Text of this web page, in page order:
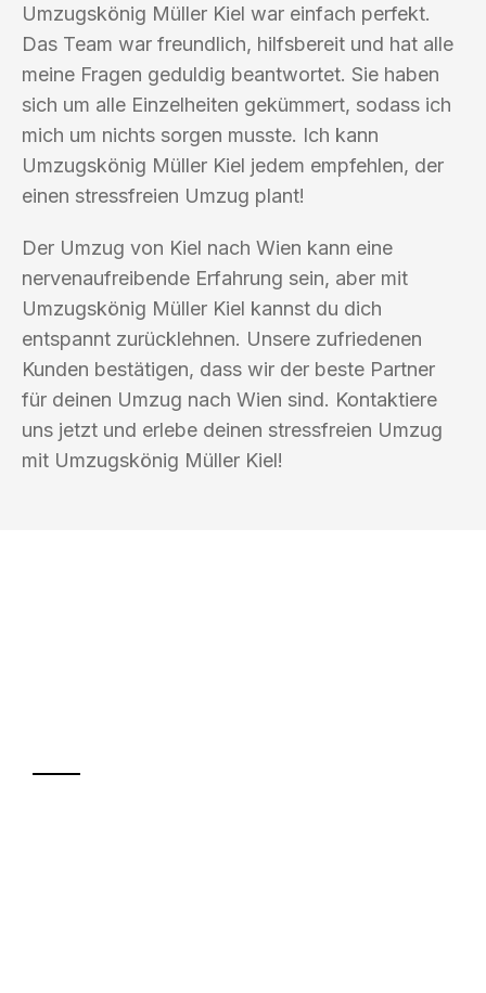
Umzugskönig Müller Kiel war einfach perfekt.
Das Team war freundlich, hilfsbereit und hat alle
meine Fragen geduldig beantwortet. Sie haben
sich um alle Einzelheiten gekümmert, sodass ich
mich um nichts sorgen musste. Ich kann
Umzugskönig Müller Kiel jedem empfehlen, der
einen stressfreien Umzug plant!
Der Umzug von Kiel nach Wien kann eine
nervenaufreibende Erfahrung sein, aber mit
Umzugskönig Müller Kiel kannst du dich
entspannt zurücklehnen. Unsere zufriedenen
Kunden bestätigen, dass wir der beste Partner
für deinen Umzug nach Wien sind. Kontaktiere
uns jetzt und erlebe deinen stressfreien Umzug
mit Umzugskönig Müller Kiel!